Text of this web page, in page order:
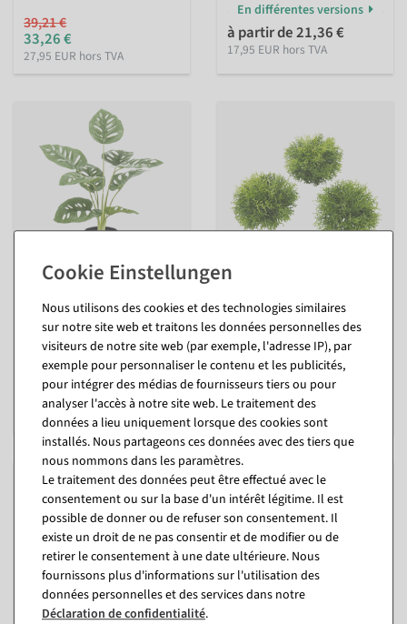
39,21 €
33,26 €
27,95 EUR hors TVA
En différentes versions
à partir de 21,36 €
17,95 EUR hors TVA
en pot 43 cm
intérieur
Disponible immédiatement
11,84 €
9,95 EUR hors TVA
artificielle paquet 3 pièces
intérieur
Disponible immédiatement
22,55 €
18,95 EUR hors TVA
Nous utilisons des cookies et des technologies similaires
sur notre site web et traitons les données personnelles des
visiteurs de notre site web (par exemple, l'adresse IP), par
exemple pour personnaliser le contenu et les publicités,
pour intégrer des médias de fournisseurs tiers ou pour
analyser l'accès à notre site web. Le traitement des
données a lieu uniquement lorsque des cookies sont
installés. Nous partageons ces données avec des tiers que
nous nommons dans les paramètres.
Le traitement des données peut être effectué avec le
consentement ou sur la base d'un intérêt légitime. Il est
possible de donner ou de refuser son consentement. Il
existe un droit de ne pas consentir et de modifier ou de
retirer le consentement à une date ultérieure. Nous
fournissons plus d'informations sur l'utilisation des
données personnelles et des services dans notre
Déclaration de confidentialité.